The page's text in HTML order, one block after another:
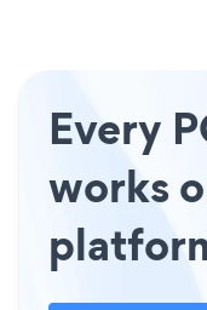
Every
works